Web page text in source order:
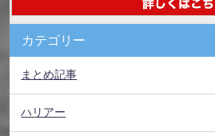
カテゴリー
まとめ記事
ハリアー